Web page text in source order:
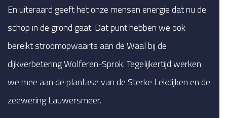
En uiteraard geeft het onze mensen energie dat nu de
schop in de grond gaat. Dat punt hebben we ook
bereikt stroomopwaarts aan de Waal bij de
dijkverbetering Wolferen-Sprok. Tegelijkertijd werken
we mee aan de planfase van de Sterke Lekdijken en de
zeewering Lauwersmeer.